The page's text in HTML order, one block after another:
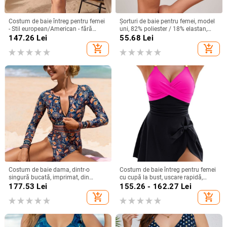
Costum de baie întreg pentru femei
- Stil european/American - fără
mâneci - cu pernă la bust
147.26 Lei
add_shopping_cart
Șorturi de baie pentru femei, model
uni, 82% poliester / 18% elastan,
țesătură poliester, stil briefs
55.68 Lei
add_shopping_cart
Costum de baie dama, dintr-o
singură bucată, imprimat, din
nailon, căptușălă poliester cu
177.53 Lei
add_shopping_cart
Costum de baie întreg pentru femei
cu cupă la bust, uscare rapidă,
elasticitate înaltă, din nailon 80/20
cu căptușeală de poliester, fără
mâneci, 195 g
155.26 - 162.27 Lei
add_shopping_cart